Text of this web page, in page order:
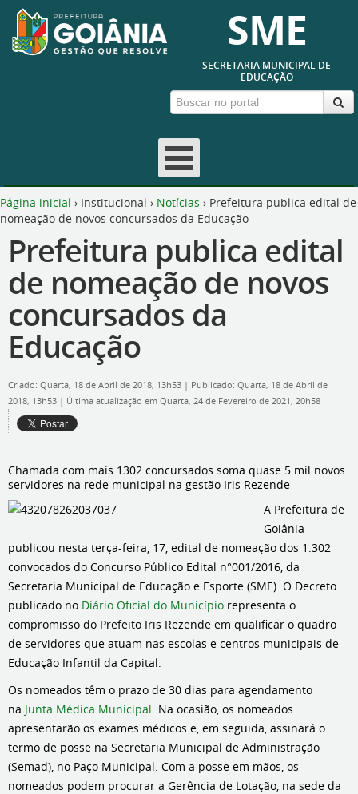
SME
SECRETARIA MUNICIPAL DE
EDUCAÇÃO
Página inicial › Institucional › Notícias › Prefeitura publica edital de
nomeação de novos concursados da Educação
Prefeitura publica edital
de nomeação de novos
concursados da
Educação
Criado: Quarta, 18 de Abril de 2018, 13h53 | Publicado: Quarta, 18 de Abril de
2018, 13h53 | Última atualização em Quarta, 24 de Fevereiro de 2021, 20h58
Chamada com mais 1302 concursados soma quase 5 mil novos
servidores na rede municipal na gestão Iris Rezende
A Prefeitura de
Goiânia
publicou nesta terça-feira, 17, edital de nomeação dos 1.302
convocados do Concurso Público Edital n°001/2016, da
Secretaria Municipal de Educação e Esporte (SME). O Decreto
publicado no Diário Oficial do Município representa o
compromisso do Prefeito Iris Rezende em qualificar o quadro
de servidores que atuam nas escolas e centros municipais de
Educação Infantil da Capital.
Os nomeados têm o prazo de 30 dias para agendamento
na Junta Médica Municipal. Na ocasião, os nomeados
apresentarão os exames médicos e, em seguida, assinará o
termo de posse na Secretaria Municipal de Administração
(Semad), no Paço Municipal. Com a posse em mãos, os
nomeados podem procurar a Gerência de Lotação, na sede da